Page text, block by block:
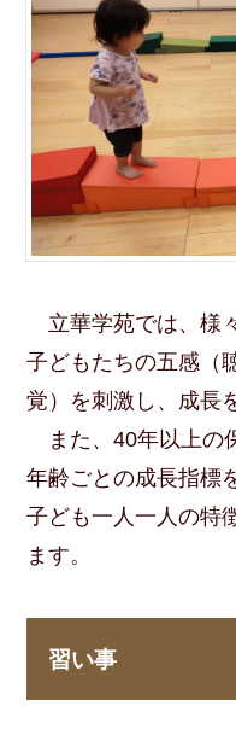
立華学苑では、様
子どもたちの五感（
覚）を刺激し、成長
また、40年以上の
年齢ごとの成長指標
子ども一人一人の特
ます。
習い事